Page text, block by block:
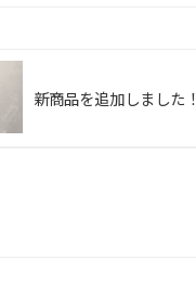
新商品を追加しました！